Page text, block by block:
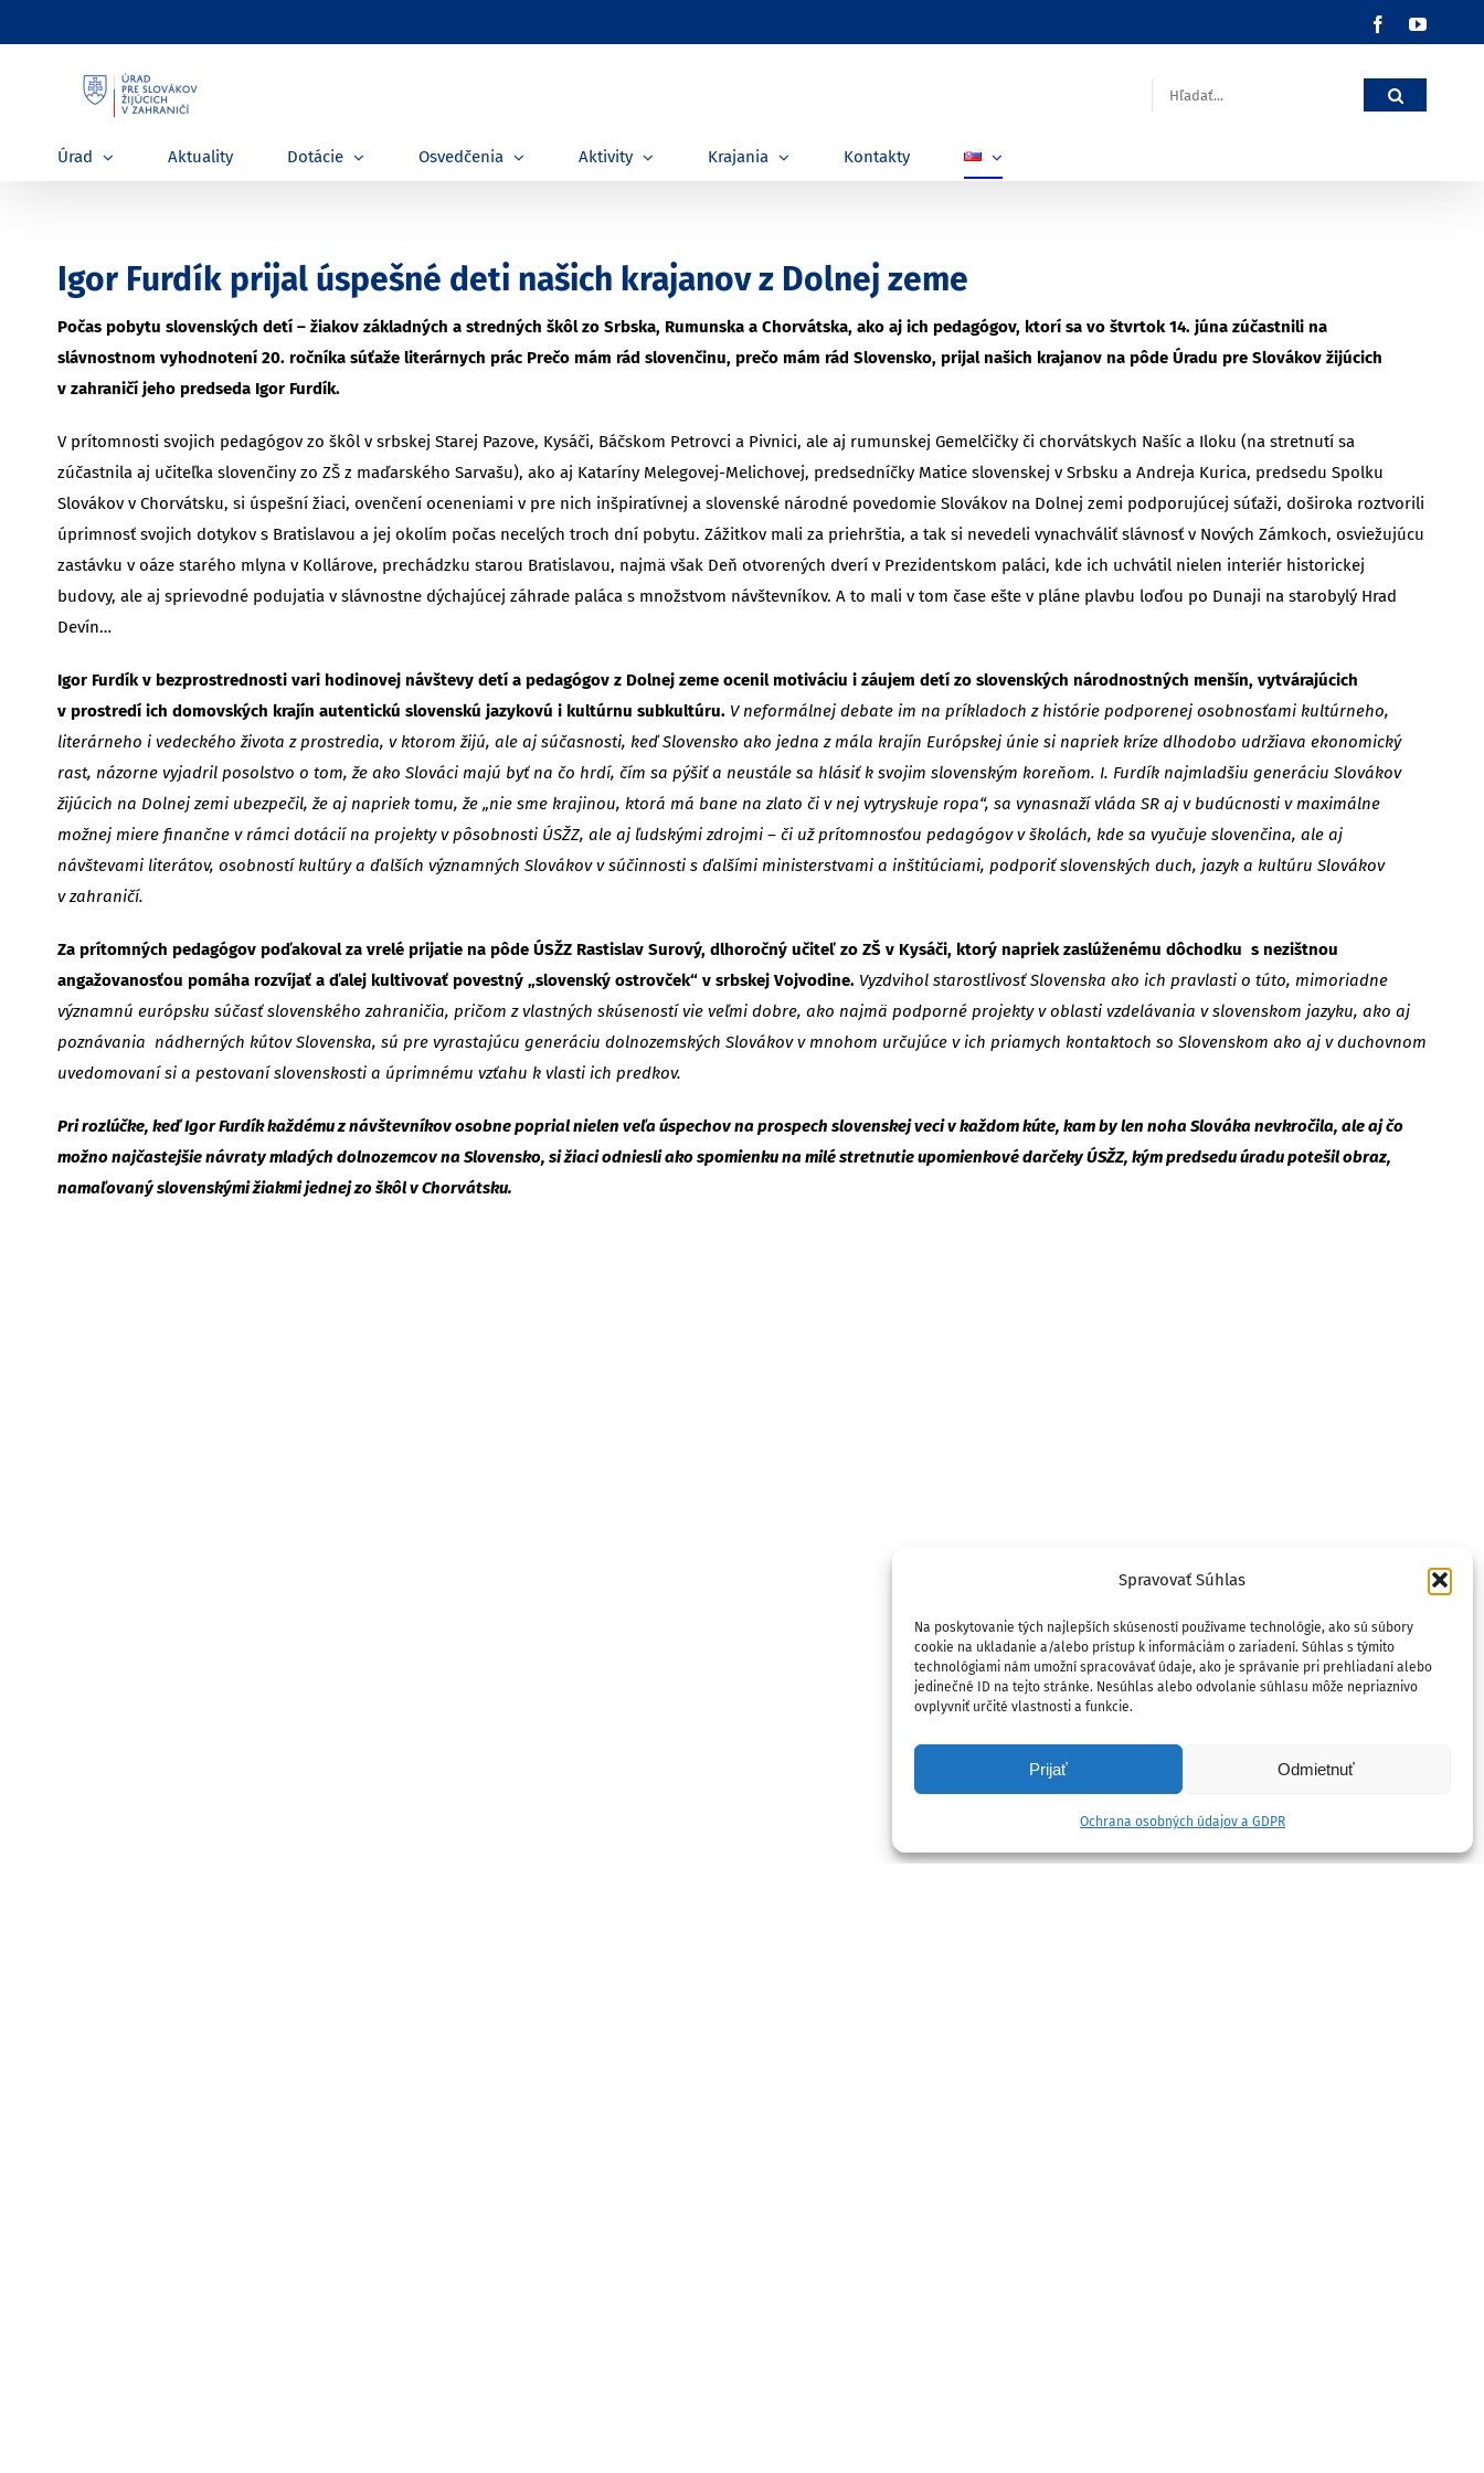
Spravovať Súhlas
Na poskytovanie tých najlepších skúseností používame technológie, ako sú súbory
cookie na ukladanie a/alebo prístup k informáciám o zariadení. Súhlas s týmito
technológiami nám umožní spracovávať údaje, ako je správanie pri prehliadaní alebo
jedinečné ID na tejto stránke. Nesúhlas alebo odvolanie súhlasu môže nepriaznivo
ovplyvniť určité vlastnosti a funkcie.
Prijať Odmietnuť
Ochrana osobných údajov a GDPR
to
Facebook
Hľadať:
Úrad Aktuality Dotácie Osvedčenia Aktivity Krajania Kontakty
Igor Furdík prijal úspešné deti našich krajanov z Dolnej zeme
Počas pobytu slovenských detí – žiakov základných a stredných škôl zo Srbska, Rumunska a Chorvátska, ako aj ich pedagógov, ktorí sa vo štvrtok 14. júna zúčastnili na
slávnostnom vyhodnotení 20. ročníka súťaže literárnych prác Prečo mám rád slovenčinu, prečo mám rád Slovensko, prijal našich krajanov na pôde Úradu pre Slovákov žijúcich
v zahraničí jeho predseda Igor Furdík.
V prítomnosti svojich pedagógov zo škôl v srbskej Starej Pazove, Kysáči, Báčskom Petrovci a Pivnici, ale aj rumunskej Gemelčičky či chorvátskych Našíc a Iloku (na stretnutí sa
zúčastnila aj učiteľka slovenčiny zo ZŠ z maďarského Sarvašu), ako aj Kataríny Melegovej-Melichovej, predsedníčky Matice slovenskej v Srbsku a Andreja Kurica, predsedu Spolku
Slovákov v Chorvátsku, si úspešní žiaci, ovenčení oceneniami v pre nich inšpiratívnej a slovenské národné povedomie Slovákov na Dolnej zemi podporujúcej súťaži, doširoka roztvorili
úprimnosť svojich dotykov s Bratislavou a jej okolím počas necelých troch dní pobytu. Zážitkov mali za priehrštia, a tak si nevedeli vynachváliť slávnosť v Nových Zámkoch, osviežujúcu
zastávku v oáze starého mlyna v Kollárove, prechádzku starou Bratislavou, najmä však Deň otvorených dverí v Prezidentskom paláci, kde ich uchvátil nielen interiér historickej
budovy, ale aj sprievodné podujatia v slávnostne dýchajúcej záhrade paláca s množstvom návštevníkov. A to mali v tom čase ešte v pláne plavbu loďou po Dunaji na starobylý Hrad
Devín…
Igor Furdík v bezprostrednosti vari hodinovej návštevy detí a pedagógov z Dolnej zeme ocenil motiváciu i záujem detí zo slovenských národnostných menšín, vytvárajúcich
v prostredí ich domovských krajín autentickú slovenskú jazykovú i kultúrnu subkultúru. V neformálnej debate im na príkladoch z histórie podporenej osobnosťami kultúrneho,
literárneho i vedeckého života z prostredia, v ktorom žijú, ale aj súčasnosti, keď Slovensko ako jedna z mála krajín Európskej únie si napriek kríze dlhodobo udržiava ekonomický
rast, názorne vyjadril posolstvo o tom, že ako Slováci majú byť na čo hrdí, čím sa pýšiť a neustále sa hlásiť k svojim slovenským koreňom. I. Furdík najmladšiu generáciu Slovákov
žijúcich na Dolnej zemi ubezpečil, že aj napriek tomu, že „nie sme krajinou, ktorá má bane na zlato či v nej vytryskuje ropa“, sa vynasnaží vláda SR aj v budúcnosti v maximálne
možnej miere finančne v rámci dotácií na projekty v pôsobnosti ÚSŽZ, ale aj ľudskými zdrojmi – či už prítomnosťou pedagógov v školách, kde sa vyučuje slovenčina, ale aj
návštevami literátov, osobností kultúry a ďalších významných Slovákov v súčinnosti s ďalšími ministerstvami a inštitúciami, podporiť slovenských duch, jazyk a kultúru Slovákov
v zahraničí.
Za prítomných pedagógov poďakoval za vrelé prijatie na pôde ÚSŽZ Rastislav Surový, dlhoročný učiteľ zo ZŠ v Kysáči, ktorý napriek zaslúženému dôchodku s nezištnou
angažovanosťou pomáha rozvíjať a ďalej kultivovať povestný „slovenský ostrovček“ v srbskej Vojvodine. Vyzdvihol starostlivosť Slovenska ako ich pravlasti o túto, mimoriadne
významnú európsku súčasť slovenského zahraničia, pričom z vlastných skúseností vie veľmi dobre, ako najmä podporné projekty v oblasti vzdelávania v slovenskom jazyku, ako aj
poznávania nádherných kútov Slovenska, sú pre vyrastajúcu generáciu dolnozemských Slovákov v mnohom určujúce v ich priamych kontaktoch so Slovenskom ako aj v duchovnom
uvedomovaní si a pestovaní slovenskosti a úprimnému vzťahu k vlasti ich predkov.
Pri rozlúčke, keď Igor Furdík každému z návštevníkov osobne poprial nielen veľa úspechov na prospech slovenskej veci v každom kúte, kam by len noha Slováka nevkročila, ale aj čo
možno najčastejšie návraty mladých dolnozemcov na Slovensko, si žiaci odniesli ako spomienku na milé stretnutie upomienkové darčeky ÚSŽZ, kým predsedu úradu potešil obraz,
namaľovaný slovenskými žiakmi jednej zo škôl v Chorvátsku.